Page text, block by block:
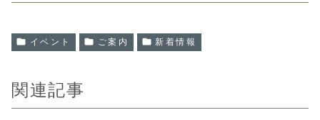
イベント ご案内 新着情報
関連記事